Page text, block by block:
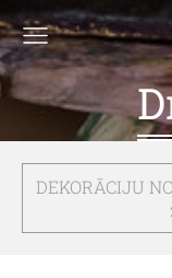
DEKORĀCIJU